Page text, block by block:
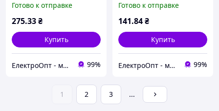
одинарная 863397
Готово к отправке
275.33₴
Купить
ЕлектроОпт - магазин електротоваров 99%
наружного монтажа с
крышкой размеры
Готово к отправке
141.84₴
Купить
ЕлектроОпт - магазин електротоваров 99%
1 2 3 ...